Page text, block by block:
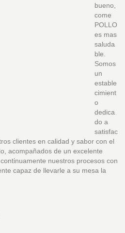
bueno,
come
POLLO
es mas
saluda
ble.
Somos
un
estable
cimient
o
dedica
do a
satisfac
clientes en calidad y sabor con el
acompañados de un excelente
nuestros procesos con
capaz de llevarle a su mesa la